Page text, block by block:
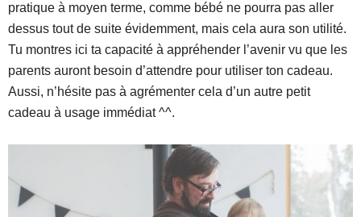
pratique à moyen terme, comme bébé ne pourra pas aller
dessus tout de suite évidemment, mais cela aura son utilité.
Tu montres ici ta capacité à appréhender l’avenir vu que les
parents auront besoin d’attendre pour utiliser ton cadeau.
Aussi, n’hésite pas à agrémenter cela d’un autre petit
cadeau à usage immédiat ^^.